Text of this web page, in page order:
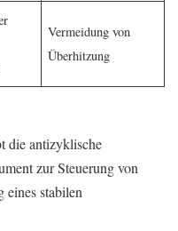
Vermeidung von
Überhitzung
die antizyklische
zur Steuerung von
stabilen